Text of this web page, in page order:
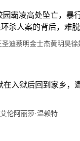
霸凌高处坠亡，暴
杀人案的背后，难
圣迪蔡明金士杰黄明昊徐
在入狱后回到家乡
伦阿丽莎·温赖特